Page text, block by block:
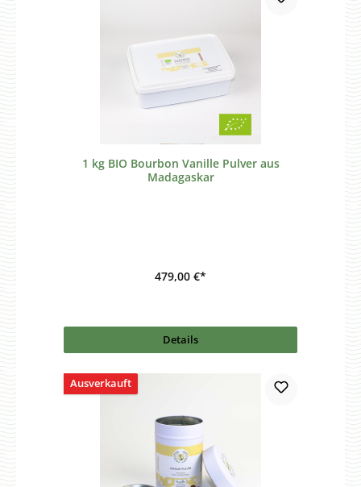
1 kg BIO Bourbon Vanille Pulver aus
Madagaskar
479,00 €*
Details
Ausverkauft